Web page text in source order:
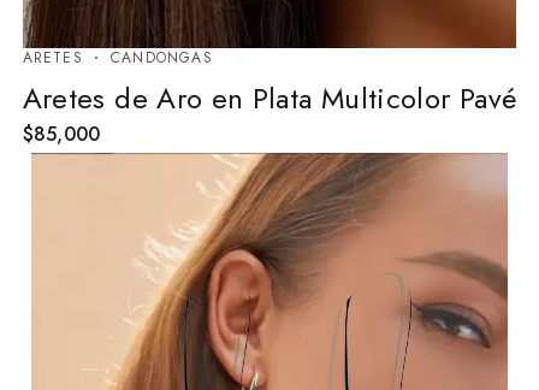
ARETES ⁠CANDONGAS
Aretes de Aro en Plata Multicolor Pavé
$85,000